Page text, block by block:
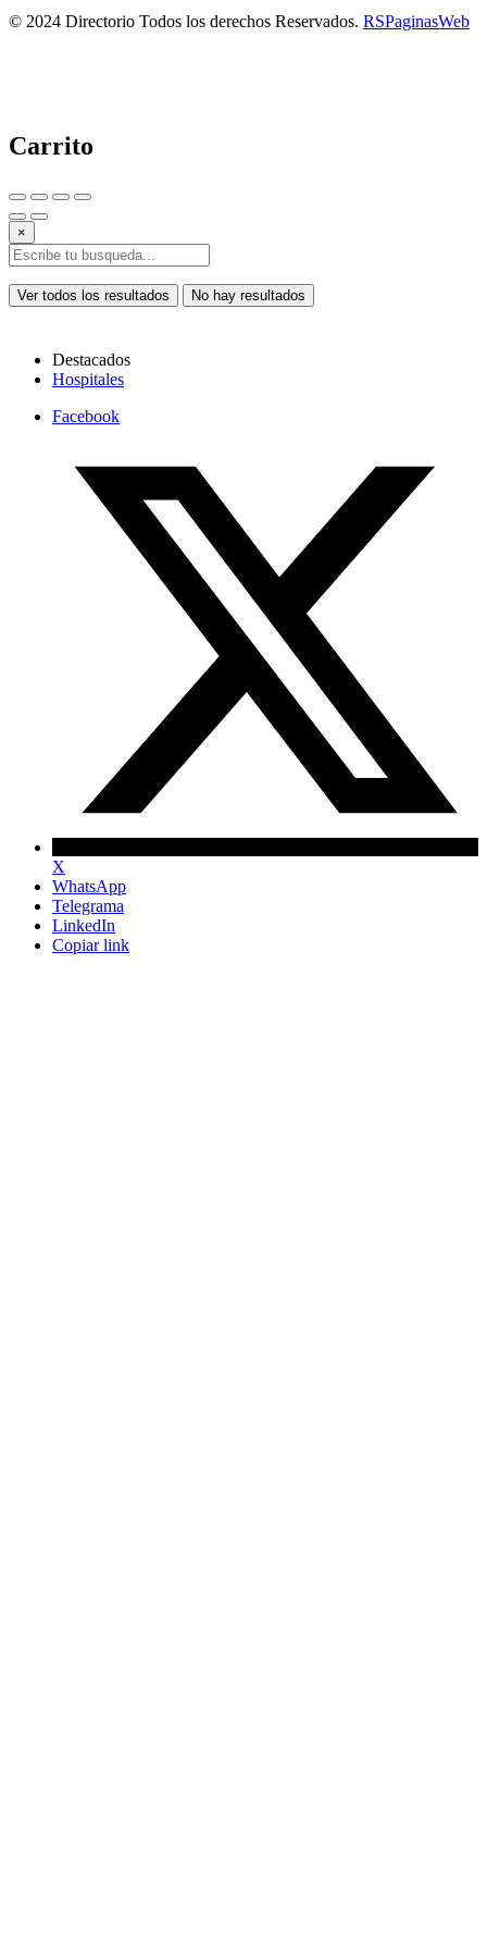
© 2024 Directorio Todos los derechos Reservados. RSPaginasWeb
Carrito
×
Ver todos los resultados No hay resultados
Destacados
Hospitales
Facebook
X
WhatsApp
Telegrama
LinkedIn
Copiar link